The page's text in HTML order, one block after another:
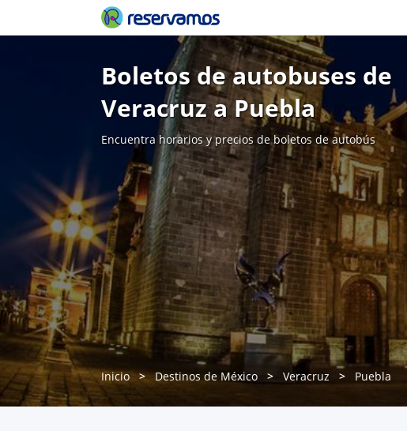
Boletos de autobuses de
Veracruz a Puebla
Encuentra horarios y precios de boletos de autobús
Inicio Destinos de México Veracruz Puebla